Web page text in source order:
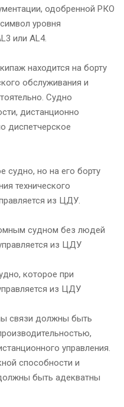
одобренной РКО
уровня
или AL4.
находится на борту
обслуживания и
Судно
дистанционно
диспетчерское
судно, но на его борту
технического
из ЦДУ.
судном без людей
из ЦДУ
которое при
из ЦДУ
связи должны быть
управления.
способности и
быть адекватны